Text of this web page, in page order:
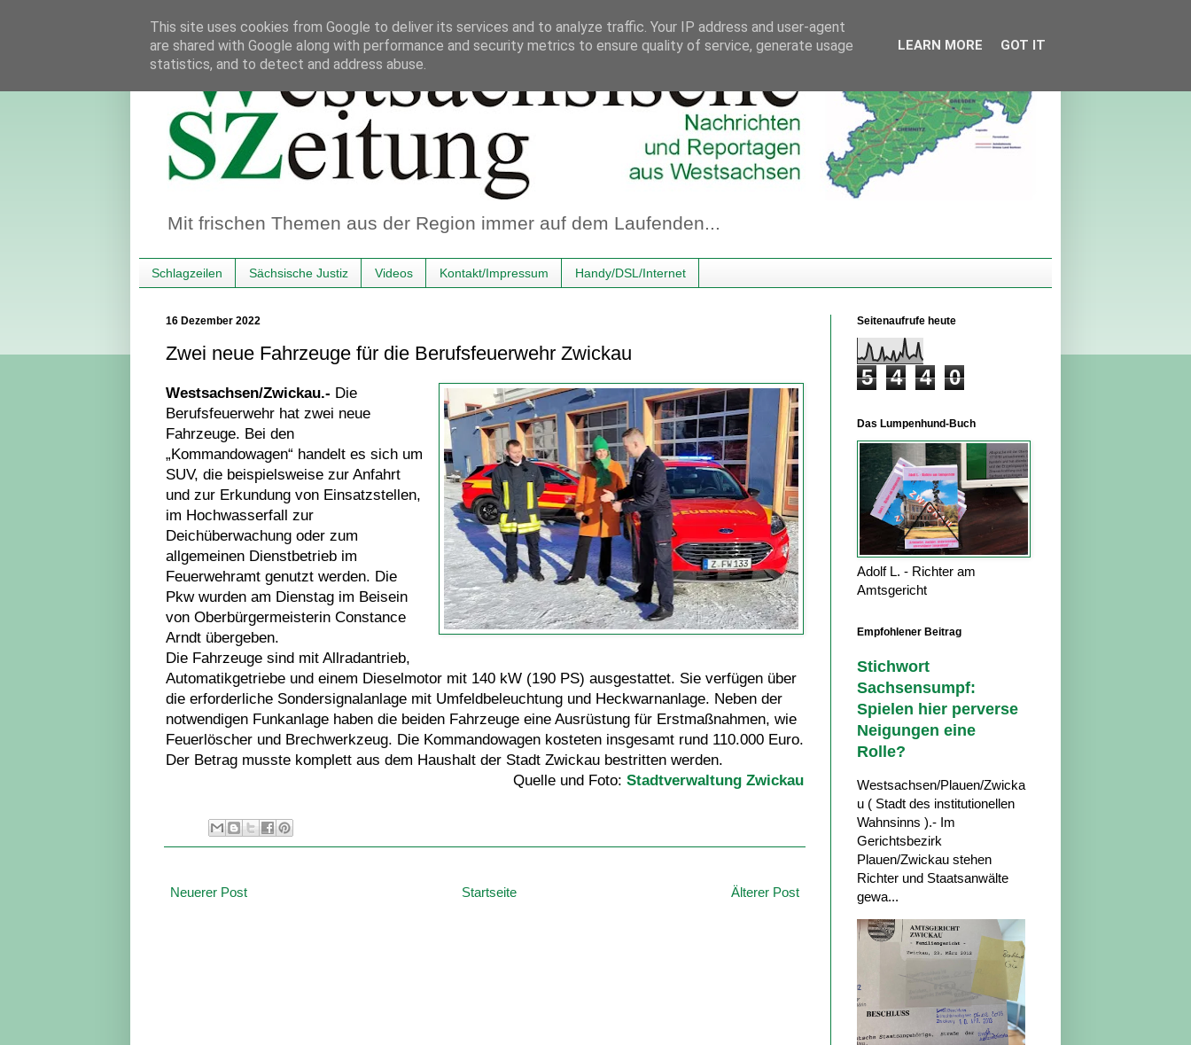
Mit frischen Themen aus der Region immer auf dem Laufenden...
Schlagzeilen Sächsische Justiz Videos Kontakt/Impressum Handy/DSL/Internet
16 Dezember 2022
Zwei neue Fahrzeuge für die Berufsfeuerwehr Zwickau
Westsachsen/Zwickau.- Die
Berufsfeuerwehr hat zwei neue
Fahrzeuge. Bei den
„Kommandowagen“ handelt es sich um
SUV, die beispielsweise zur Anfahrt
und zur Erkundung von Einsatzstellen,
im Hochwasserfall zur
Deichüberwachung oder zum
allgemeinen Dienstbetrieb im
Feuerwehramt genutzt werden. Die
Pkw wurden am Dienstag im Beisein
von Oberbürgermeisterin Constance
Arndt übergeben.
Die Fahrzeuge sind mit Allradantrieb,
Automatikgetriebe und einem Dieselmotor mit 140 kW (190 PS) ausgestattet. Sie verfügen über
die erforderliche Sondersignalanlage mit Umfeldbeleuchtung und Heckwarnanlage. Neben der
notwendigen Funkanlage haben die beiden Fahrzeuge eine Ausrüstung für Erstmaßnahmen, wie
Feuerlöscher und Brechwerkzeug. Die Kommandowagen kosteten insgesamt rund 110.000 Euro.
Der Betrag musste komplett aus dem Haushalt der Stadt Zwickau bestritten werden.
Quelle und Foto: Stadtverwaltung Zwickau
Neuerer Post Älterer Post
Startseite
Seitenaufrufe heute
5 4 4 0
Das Lumpenhund-Buch
Adolf L. - Richter am
Amtsgericht
Empfohlener Beitrag
Stichwort
Sachsensumpf:
Spielen hier perverse
Neigungen eine
Rolle?
Westsachsen/Plauen/Zwicka
u ( Stadt des institutionellen
Wahnsinns ).- Im
Gerichtsbezirk
Plauen/Zwickau stehen
Richter und Staatsanwälte
gewa...
This site uses cookies from Google to deliver its services and to analyze traffic. Your IP address and user-agent
are shared with Google along with performance and security metrics to ensure quality of service, generate usage
statistics, and to detect and address abuse.
LEARN MORE GOT IT